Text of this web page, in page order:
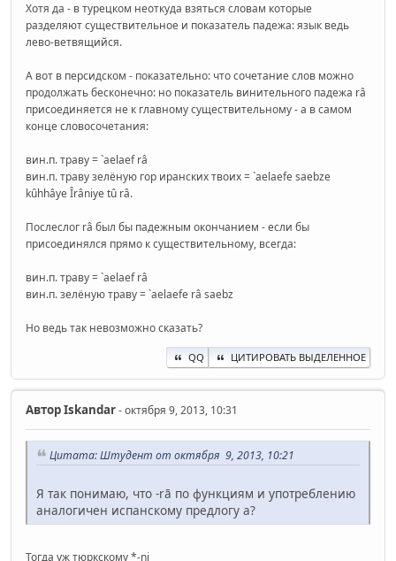
Хотя да - в турецком неоткуда взяться словам которые
разделяют существительное и показатель падежа: язык ведь
лево-ветвящийся.
А вот в персидском - показательно: что сочетание слов можно
продолжать бесконечно: но показатель винительного падежа râ
присоединяется не к главному существительному - а в самом
конце словосочетания:
вин.п. траву = `aelaef râ
вин.п. траву зелёную гор иранских твоих = `aelaefe saebze
kûhhâye Îrâniye tû râ.
Послеслог râ был бы падежным окончанием - если бы
присоединялся прямо к существительному, всегда:
вин.п. траву = `aelaef râ
вин.п. зелёную траву = `aelaefe râ saebz
Но ведь так невозможно сказать?
QQ ЦИТИРОВАТЬ ВЫДЕЛЕННОЕ
АвторIskandar- октября 9, 2013, 10:31
Цитата: Штудент от октября 9, 2013, 10:21
Я так понимаю, что -rā по функциям и употреблению
аналогичен испанскому предлогу a?
Тогда уж тюркскому *-ni